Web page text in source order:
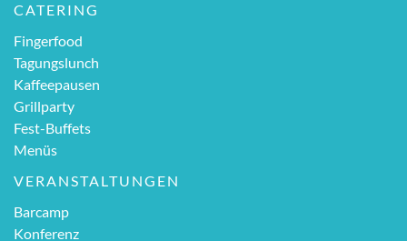
CATERING
Fingerfood
Tagungslunch
Kaffeepausen
Grillparty
Fest-Buffets
Menüs
VERANSTALTUNGEN
Barcamp
Konferenz